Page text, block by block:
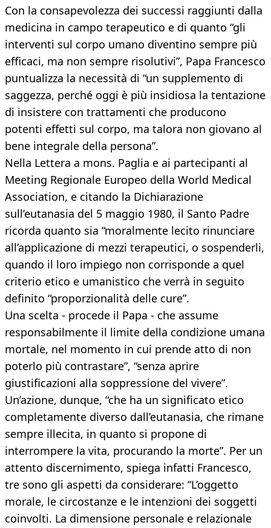
Con la consapevolezza dei successi raggiunti dalla
medicina in campo terapeutico e di quanto “gli
interventi sul corpo umano diventino sempre più
efficaci, ma non sempre risolutivi”, Papa Francesco
puntualizza la necessità di “un supplemento di
saggezza, perché oggi è più insidiosa la tentazione
di insistere con trattamenti che producono
potenti effetti sul corpo, ma talora non giovano al
bene integrale della persona”.
Nella Lettera a mons. Paglia e ai partecipanti al
Meeting Regionale Europeo della World Medical
Association, e citando la Dichiarazione
sull’eutanasia del 5 maggio 1980, il Santo Padre
ricorda quanto sia “moralmente lecito rinunciare
all’applicazione di mezzi terapeutici, o sospenderli,
quando il loro impiego non corrisponde a quel
criterio etico e umanistico che verrà in seguito
definito “proporzionalità delle cure”.
Una scelta - procede il Papa - che assume
responsabilmente il limite della condizione umana
mortale, nel momento in cui prende atto di non
poterlo più contrastare”, “senza aprire
giustificazioni alla soppressione del vivere”.
Un’azione, dunque, “che ha un significato etico
completamente diverso dall’eutanasia, che rimane
sempre illecita, in quanto si propone di
interrompere la vita, procurando la morte”. Per un
attento discernimento, spiega infatti Francesco,
tre sono gli aspetti da considerare: “L’oggetto
morale, le circostanze e le intenzioni dei soggetti
coinvolti. La dimensione personale e relazionale